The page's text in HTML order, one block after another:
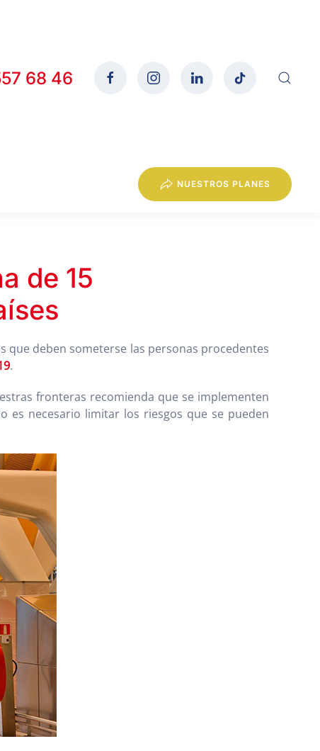
68 46
NUESTROS PLANES
de 15
que deben someterse las personas procedentes
.
fronteras recomienda que se implementen
es necesario limitar los riesgos que se pueden